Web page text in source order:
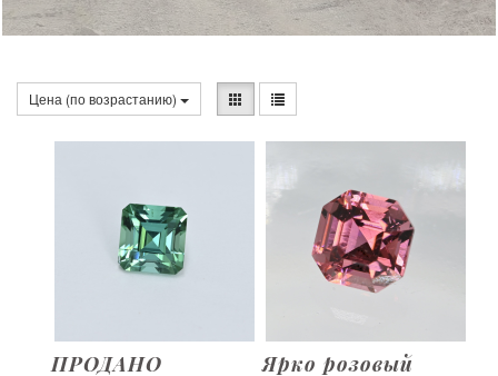
Цена (по возрастанию)
ПРОДАНО
Ярко розовый